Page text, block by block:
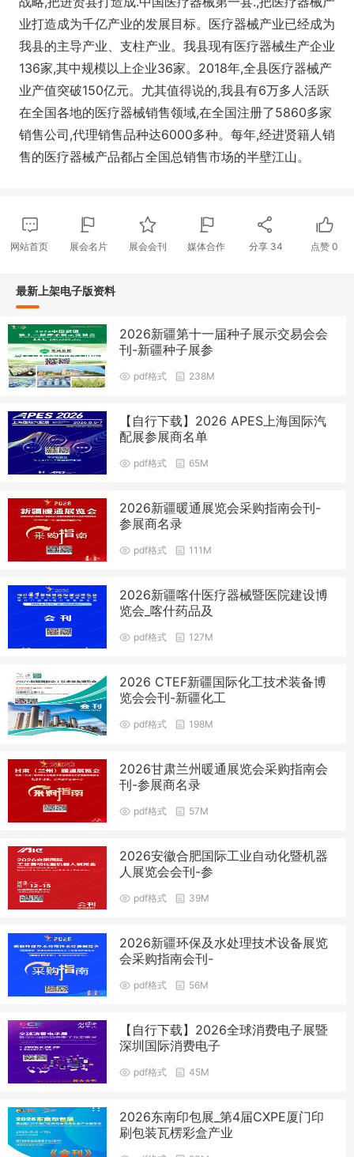
业打造成为千亿产业的发展目标。医疗器械产业已经成为
我县的主导产业、支柱产业。我县现有医疗器械生产企业
136家,其中规模以上企业36家。2018年,全县医疗器械产
业产值突破150亿元。尤其值得说的,我县有6万多人活跃
在全国各地的医疗器械销售领域,在全国注册了5860多家
销售公司,代理销售品种达6000多种。每年,经进贤籍人销
售的医疗器械产品都占全国总销售市场的半壁江山。
网站首页 展会名片 展会会刊 媒体合作 分享 34 点赞0
最新上架电子版资料
2026新疆第十一届种子展示交易会会
刊-新疆种子展参
pdf格式 238M
【自行下载】2026 APES上海国际汽
配展参展商名单
pdf格式 65M
2026新疆暖通展览会采购指南会刊-
参展商名录
pdf格式 111M
2026新疆喀什医疗器械暨医院建设博
览会_喀什药品及
pdf格式 127M
2026 CTEF新疆国际化工技术装备博
览会会刊-新疆化工
pdf格式 198M
2026甘肃兰州暖通展览会采购指南会
刊-参展商名录
pdf格式 57M
2026安徽合肥国际工业自动化暨机器
人展览会会刊-参
pdf格式 39M
2026新疆环保及水处理技术设备展览
会采购指南会刊-
pdf格式 56M
【自行下载】2026全球消费电子展暨
深圳国际消费电子
pdf格式 45M
2026东南印包展_第4届CXPE厦门印
刷包装瓦楞彩盒产业